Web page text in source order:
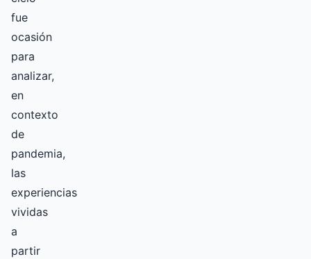
fue
ocasión
para
analizar,
en
contexto
de
pandemia,
las
experiencias
vividas
a
partir